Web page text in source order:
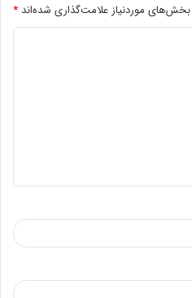
بخش‌های موردنیاز علامت‌گذاری شده‌اند *